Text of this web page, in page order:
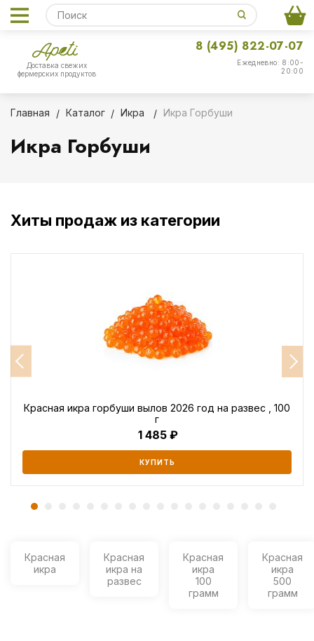
Доставка свежих
фермерских продуктов
Ежедневно: 8:00-
20:00
8 (495) 822-07-07
Главная Каталог Икра Икра Горбуши
Икра Горбуши
Хиты продаж из категории
Красная икра горбуши вылов 2026 год на развес , 100
г
1 485
КУПИТЬ
Красная
икра
Красная
икра на
развес
Красная
икра
100
грамм
Красная
икра
500
грамм